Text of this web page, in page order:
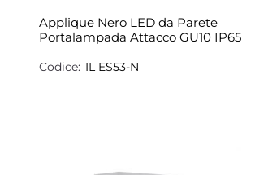
Applique Nero LED da Parete
Portalampada Attacco GU10 IP65
Codice: IL ES53-N